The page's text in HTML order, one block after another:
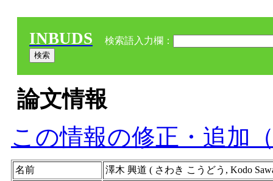
INBUDS 検索語入力欄：
論文情報
この情報の修正・追加
名前
澤木 興道 ( さわき こうどう, Kodo